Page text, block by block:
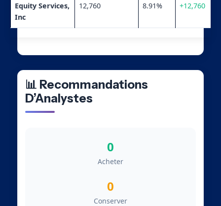
Equity Services,
Inc
12,760 8.91% +12,760
📊 Recommandations
D’Analystes
0
Acheter
0
Conserver